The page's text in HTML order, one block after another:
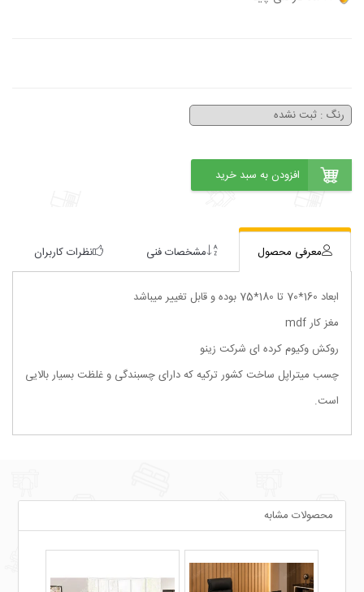
معرفی محصول مشخصات فنی نظرات کاربران
ابعاد 160*70 تا 180*75 بوده و قابل تغییر میباشد
مغز کار mdf
روکش وکیوم کرده ای شرکت زینو
چسب میتراپل ساخت کشور ترکیه که دارای چسبندگی و غلظت بسیار بالایی
است.
محصولات مشابه